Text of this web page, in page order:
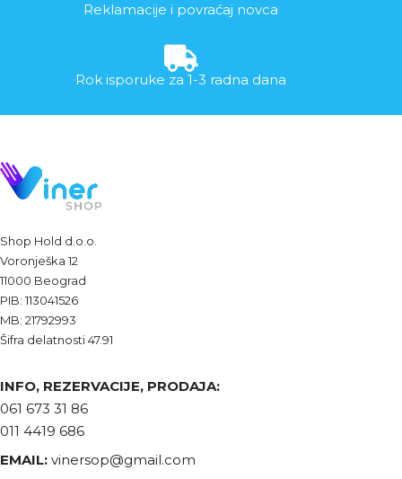
Reklamacije i povraćaj novca
Rok isporuke za 1-3 radna dana
Shop Hold d.o.o.
Voronješka 12
11000 Beograd
PIB: 113041526
MB: 21792993
Šifra delatnosti 47.91
INFO, REZERVACIJE, PRODAJA:
061 673 31 86
011 4419 686
EMAIL: vinersop@gmail.com